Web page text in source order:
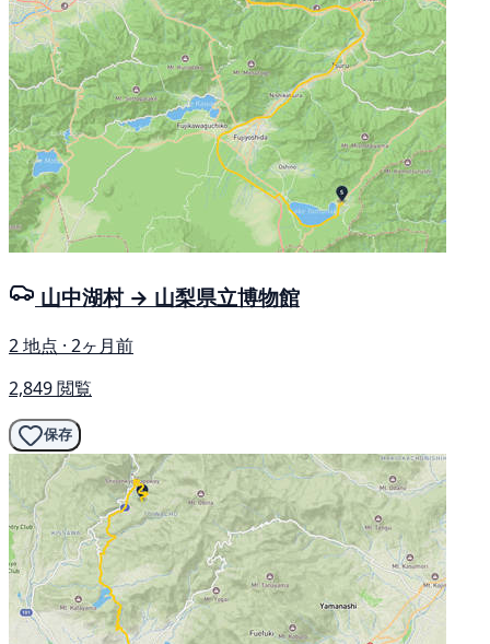
山中湖村 → 山梨県立博物館
2 地点 · 2ヶ月前
2,849 閲覧
保存